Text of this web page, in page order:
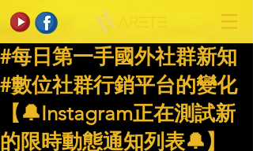
#每日第一手國外社群新知
#數位社群行銷平台的變化
【🔔Instagram正在測試新
的限時動態通知列表🔔】